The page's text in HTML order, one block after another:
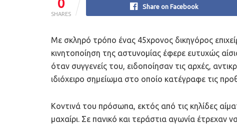
0
SHARES
Share on Facebook
Με σκληρό τρόπο ένας 45χρονος δικηγόρος
κινητοποίηση της αστυνομίας έφερε ευτυχώς
όταν συγγενείς του, ειδοποίησαν τις αρχές,
ιδιόχειρο σημείωμα στο οποίο κατέγραφε τις
Κοντινά του πρόσωπα, εκτός από τις κηλίδες
μαχαίρι. Σε πανικό και τεράστια αγωνία